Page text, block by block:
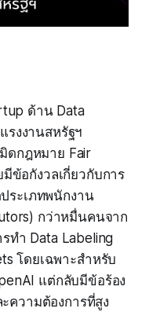
ด้าน Data
รงงานสหรัฐฯ
ดกฎหมาย Fair
ข้อกังวลเกี่ยวกับการ
ระเภทพนักงาน
กว่าหมื่นคนจาก
ทำ Data Labeling
โดยเฉพาะสำหรับ
แต่กลับมีข้อร้อง
ความต้องการที่สูง